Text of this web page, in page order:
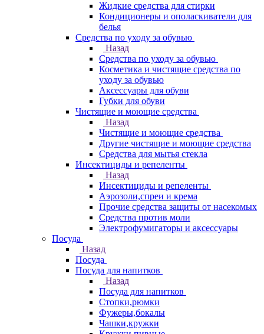
Жидкие средства для стирки
Кондиционеры и ополаскиватели для
белья
Средства по уходу за обувью
Назад
Средства по уходу за обувью
Косметика и чистящие средства по
уходу за обувью
Аксессуары для обуви
Губки для обуви
Чистящие и моющие средства
Назад
Чистящие и моющие средства
Другие чистящие и моющие средства
Средства для мытья стекла
Инсектициды и репеленты
Назад
Инсектициды и репеленты
Аэрозоли,спреи и крема
Прочие средства защиты от насекомых
Средства против моли
Электрофумигаторы и аксессуары
Посуда
Назад
Посуда
Посуда для напитков
Назад
Посуда для напитков
Стопки,рюмки
Фужеры,бокалы
Чашки,кружки